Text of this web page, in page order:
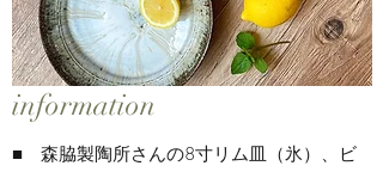
​information
■ 森脇製陶所さんの8寸リム皿（氷）、ビ